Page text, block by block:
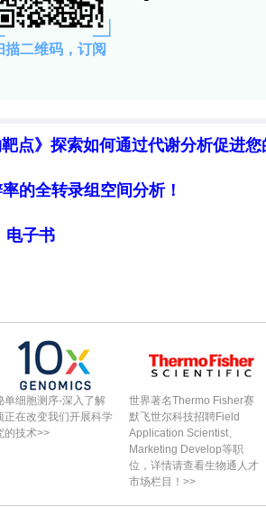
物技术发展推动了更高效、环
科研人员持续寻找新型、无毒
力并通过知识产权布局挖掘其
的产品类专利占比最高，与既
韩国各5项，印度、菲律宾及俄
国、法国、日本及印度则因先
菌色素专利产出。按属分类，红
产红色、橙色、黄色及紫色色
曲米赋予食品独特色泽并可能
、饮料、纺织及化妆品行业。
、啤酒、凝乳及营养米等多种
乙二胺四乙酸、栀子与云木香
点》探索如何通过代谢分析促进
的全转录组空间分析！
电子书
单细胞测序-深入了解
正在改变我们开展科学
的技术>>
世界著名Thermo Fisher赛
默飞世尔科技招聘Field
Application Scientist、
Marketing Develop等职
位，详情请查看生物通人才
市场栏目！>>